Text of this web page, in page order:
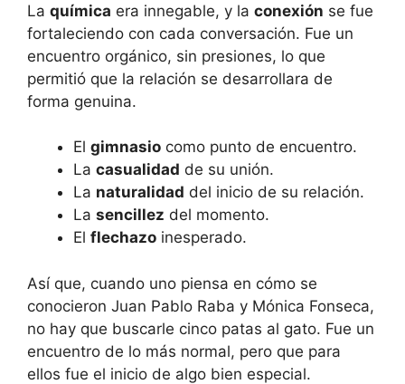
La química era innegable, y la conexión se fue
fortaleciendo con cada conversación. Fue un
encuentro orgánico, sin presiones, lo que
permitió que la relación se desarrollara de
forma genuina.
El gimnasio como punto de encuentro.
La casualidad de su unión.
La naturalidad del inicio de su relación.
La sencillez del momento.
El flechazo inesperado.
Así que, cuando uno piensa en cómo se
conocieron Juan Pablo Raba y Mónica Fonseca,
no hay que buscarle cinco patas al gato. Fue un
encuentro de lo más normal, pero que para
ellos fue el inicio de algo bien especial.